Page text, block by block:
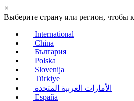
×
Выберите страну или регион, чтобы
International
China
България
Polska
Slovenija
Türkiye
الأمارات العربية المتحدة
España